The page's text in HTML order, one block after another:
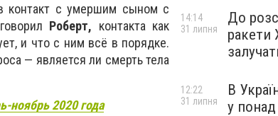
контакт с умершим сыном с
Роберт, контакта как
и что с ним всё в порядке.
— является ли смерть тела
ноябрь 2020 года
До
ракети
14:14
31 липня
В
у
12:22
31 липня